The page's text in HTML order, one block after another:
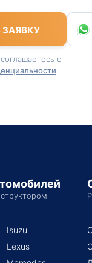
с
Isuzu
Lexus